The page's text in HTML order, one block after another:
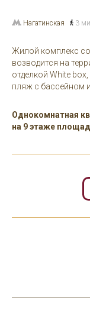
Нагатинская 3
Жилой комплекс
возводится на
отделкой White
пляж с бассейном
Однокомнатная
на 9 этаже